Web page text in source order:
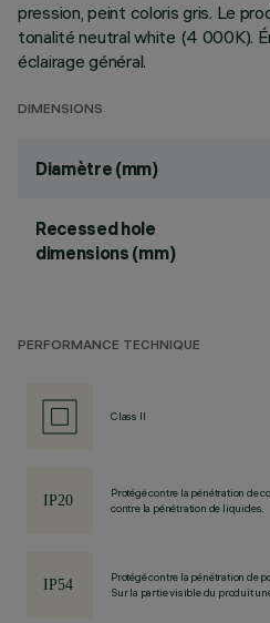
pression, peint coloris gris. Le
tonalité neutral white (4 000K).
éclairage général.
DIMENSIONS
Diamètre (mm)
Recessed hole
dimensions (mm)
PERFORMANCE TECHNIQUE
Class II
Protégé contre la pénétration de
contre la pénétration de liquides.
Protégé contre la pénétration de
Sur la partie visible du produit